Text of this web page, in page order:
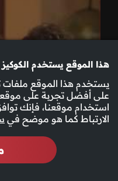
هذا الموقع يستخدم
يستخدم هذا الموقع
على أفضل تجربة على
استخدام موقعنا، فإنك
الارتباط كما هو موضح في